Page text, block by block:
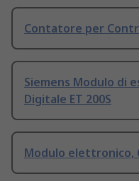
Contatore per
Siemens Modulo di
Digitale ET 200S
Modulo elettronico,